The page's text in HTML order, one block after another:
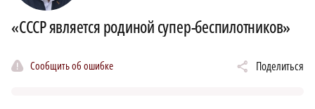
«СССР является родиной супер-беспилотников»
Сообщить об ошибке Поделиться